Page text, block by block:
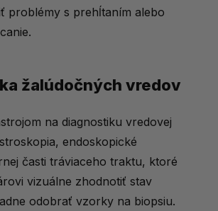
problémy s prehĺtaním alebo
žalúdočných vredov
na diagnostiku vredovej
endoskopické
časti tráviaceho traktu, ktoré
vizuálne zhodnotiť stav
odobrať vzorky na biopsiu.